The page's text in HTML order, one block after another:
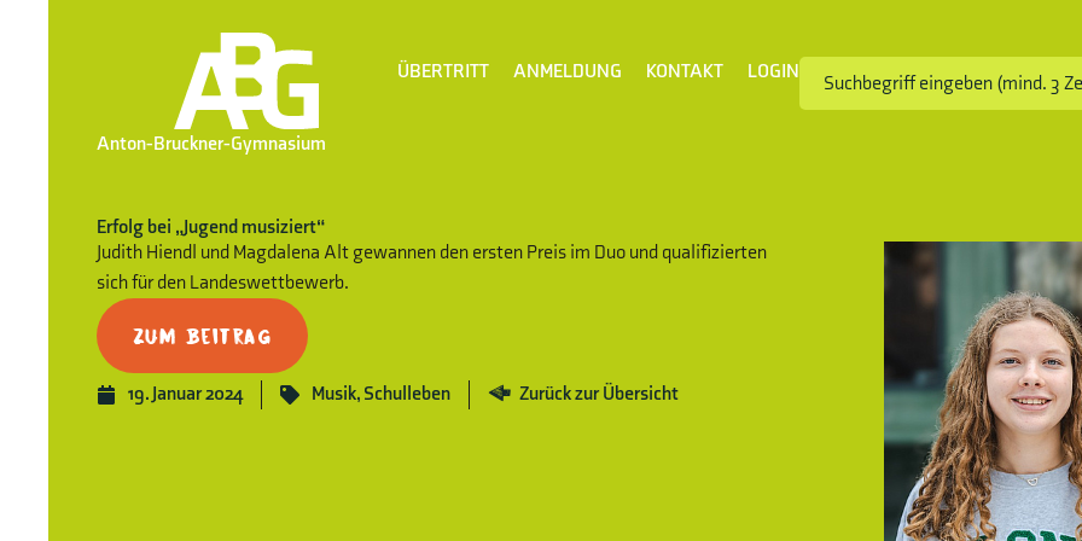
Anton-Bruckner-Gymnasium
ÜBERTRITT ANMELDUNG KONTAKT LOGIN
Erfolg bei „Jugend musiziert“
Judith Hiendl und Magdalena Alt gewannen den ersten Preis im Duo und qualifizierten
sich für den Landeswettbewerb.
Zum Beitrag
19. Januar 2024 Musik, Schulleben Zurück zur Übersicht